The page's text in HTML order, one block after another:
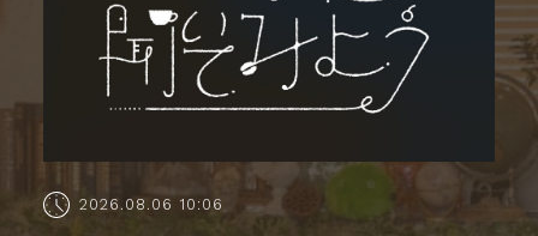
2026.08.06 10:06